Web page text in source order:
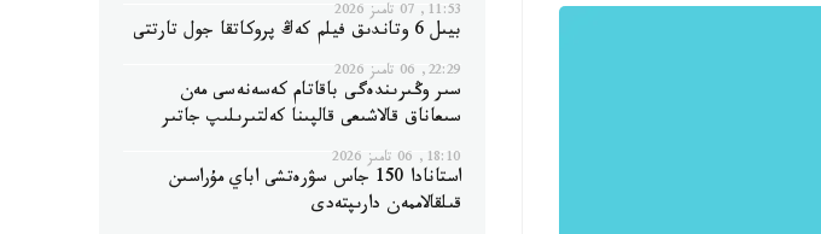
11:53, 07 تامىز 2026
بيىل 6 وتاندىق فيلم كەڭ پروكاتقا جول تارتتى
22:29, 06 تامىز 2026
سىر وڭىرىندەگى باقاتام كەسەنەسى مەن
سىعاناق قالاشىعى قالپىنا كەلتىرىلىپ جاتىر
18:10, 06 تامىز 2026
استانادا 150 جاس سۋرەتشى اباي مۇراسىن
قىلقالاممەن دارىپتەدى